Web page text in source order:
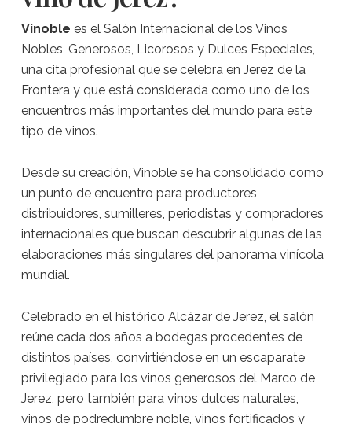
Vinoble es el Salón Internacional de los Vinos
Nobles, Generosos, Licorosos y Dulces Especiales,
una cita profesional que se celebra en Jerez de la
Frontera y que está considerada como uno de los
encuentros más importantes del mundo para este
tipo de vinos.
Desde su creación, Vinoble se ha consolidado como
un punto de encuentro para productores,
distribuidores, sumilleres, periodistas y compradores
internacionales que buscan descubrir algunas de las
elaboraciones más singulares del panorama vinícola
mundial.
Celebrado en el histórico Alcázar de Jerez, el salón
reúne cada dos años a bodegas procedentes de
distintos países, convirtiéndose en un escaparate
privilegiado para los vinos generosos del Marco de
Jerez, pero también para vinos dulces naturales,
vinos de podredumbre noble, vinos fortificados y